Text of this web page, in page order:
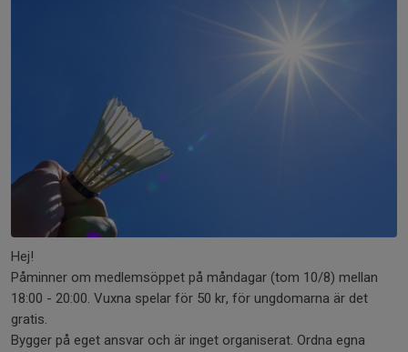
Hej!
Påminner om medlemsöppet på måndagar (tom 10/8) mellan
18:00 - 20:00. Vuxna spelar för 50 kr, för ungdomarna är det
gratis.
Bygger på eget ansvar och är inget organiserat. Ordna egna